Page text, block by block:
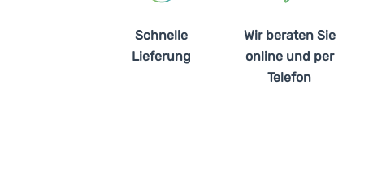
Schnelle
Lieferung
Wir beraten Sie
online und per
Telefon